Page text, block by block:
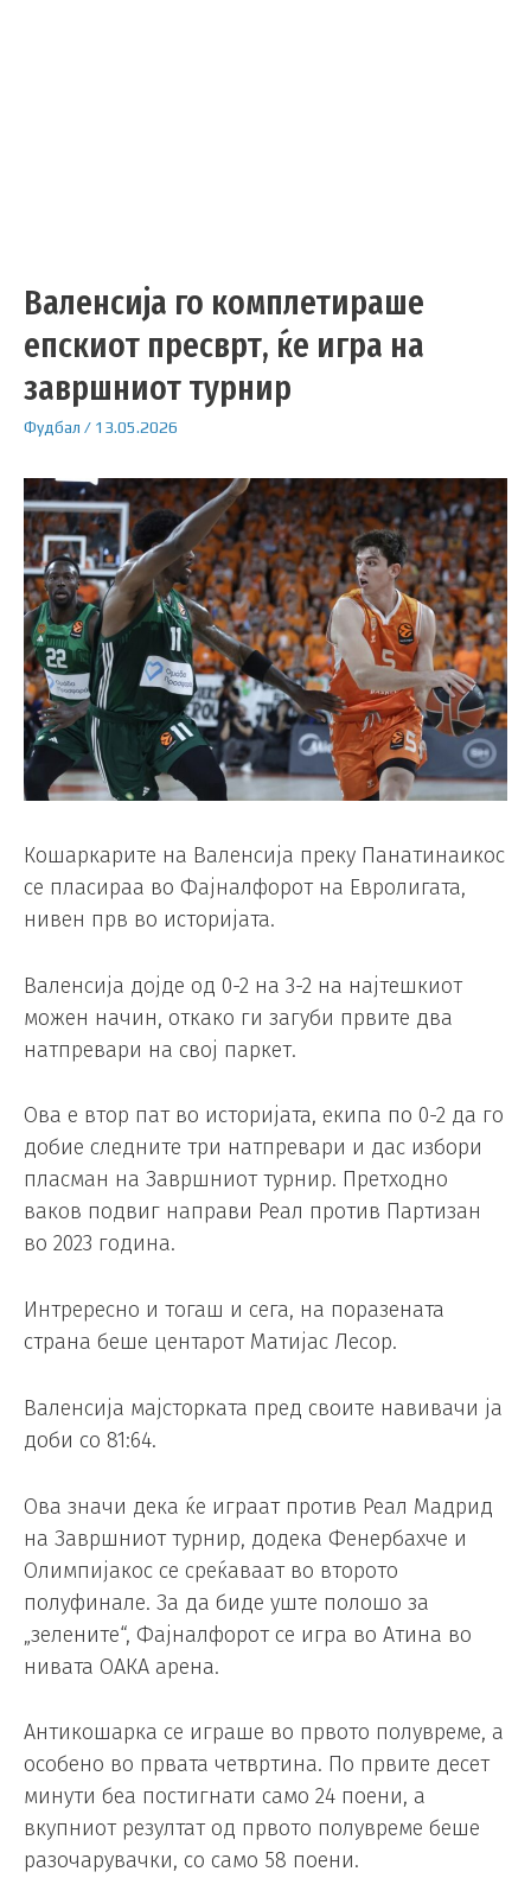
Валенсија го комплетираше
епскиот пресврт, ќе игра на
завршниот турнир
Фудбал / 13.05.2026
Кошаркарите на Валенсија преку Панатинаикос
се пласираа во Фајналфорот на Евролигата,
нивен прв во историјата.
Валенсија дојде од 0-2 на 3-2 на најтешкиот
можен начин, откако ги загуби првите два
натпревари на свој паркет.
Ова е втор пат во историјата, екипа по 0-2 да го
добие следните три натпревари и дас избори
пласман на Завршниот турнир. Претходно
ваков подвиг направи Реал против Партизан
во 2023 година.
Интрересно и тогаш и сега, на поразената
страна беше центарот Матијас Лесор.
Валенсија мајсторката пред своите навивачи ја
доби со 81:64.
Ова значи дека ќе играат против Реал Мадрид
на Завршниот турнир, додека Фенербахче и
Олимпијакос се среќаваат во второто
полуфинале. За да биде уште полошо за
„зелените“, Фајналфорот се игра во Атина во
нивата ОАКА арена.
Антикошарка се играше во првото полувреме, а
особено во првата четвртина. По првите десет
минути беа постигнати само 24 поени, а
вкупниот резултат од првото полувреме беше
разочарувачки, со само 58 поени.